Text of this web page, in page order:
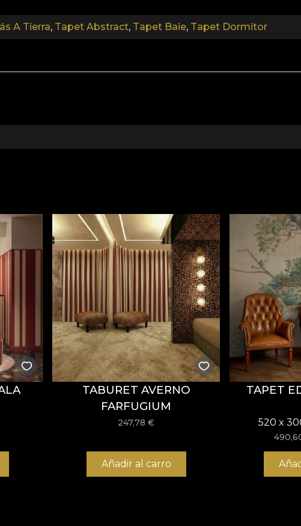
A Tierra, Tapet Abstract, Tapet Baie, Tapet Dormitor
TABURET AVERNO
FARFUGIUM
247,78€
Añadir al carro
TAPET
520 x